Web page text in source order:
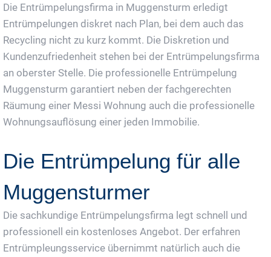
Die Entrümpelungsfirma in Muggensturm erledigt
Entrümpelungen diskret nach Plan, bei dem auch das
Recycling nicht zu kurz kommt. Die Diskretion und
Kundenzufriedenheit stehen bei der Entrümpelungsfirma
an oberster Stelle. Die professionelle Entrümpelung
Muggensturm garantiert neben der fachgerechten
Räumung einer Messi Wohnung auch die professionelle
Wohnungsauflösung einer jeden Immobilie.
Die Entrümpelung für alle
Muggensturmer
Die sachkundige Entrümpelungsfirma legt schnell und
professionell ein kostenloses Angebot. Der erfahren
Entrümpleungsservice übernimmt natürlich auch die